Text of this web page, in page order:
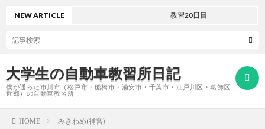
大学生の自動車教習所日記
僕が通った市川市（松戸市・船橋市・浦安市・千葉市・江戸川区・葛飾区
近郊）の自動車教習所
NEW ARTICLE 教習20日目
HOME みきわめ(補習)